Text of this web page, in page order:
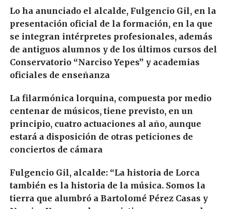
Lo ha anunciado el alcalde, Fulgencio Gil, en la
presentación oficial de la formación, en la que
se integran intérpretes profesionales, además
de antiguos alumnos y de los últimos cursos del
Conservatorio “Narciso Yepes” y academias
oficiales de enseñanza
La filarmónica lorquina, compuesta por medio
centenar de músicos, tiene previsto, en un
principio, cuatro actuaciones al año, aunque
estará a disposición de otras peticiones de
conciertos de cámara
Fulgencio Gil, alcalde: “La historia de Lorca
también es la historia de la música. Somos la
tierra que alumbró a Bartolomé Pérez Casas y